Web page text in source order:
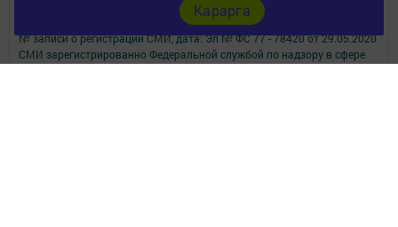
Карарга
№ записи о регистрации СМИ, дата: Эл № ФС 77 - 78420 от 29.05.2020
СМИ зарегистрированно Федеральной службой по надзору в сфере